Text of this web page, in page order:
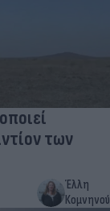
των
Έλλη
Κομνηνού